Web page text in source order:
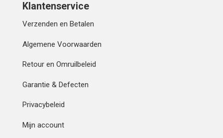
Klantenservice
Verzenden en Betalen
Algemene Voorwaarden
Retour en Omruilbeleid
Garantie & Defecten
Privacybeleid
Mijn account